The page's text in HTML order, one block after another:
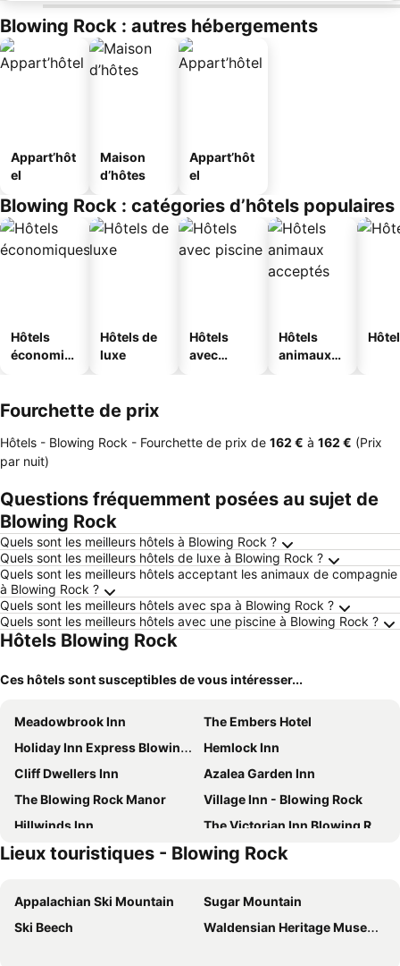
Blowing Rock : autres hébergements
Appart’hôt
el
Maison
d’hôtes
Appart’hôt
el
Blowing Rock : catégories d’hôtels populaires
Hôtels
économiq
Hôtels de
luxe
Hôtels
avec
Hôtels
animaux
Fourchette de prix
Hôtels - Blowing Rock - Fourchette de prix de ‎162 € à ‎162 € (Prix
par nuit)
Questions fréquemment posées au sujet de
Blowing Rock
Quels sont les meilleurs hôtels à Blowing Rock ?
Quels sont les meilleurs hôtels de luxe à Blowing Rock ?
Quels sont les meilleurs hôtels acceptant les animaux de compagnie
à Blowing Rock ?
Quels sont les meilleurs hôtels avec spa à Blowing Rock ?
Quels sont les meilleurs hôtels avec une piscine à Blowing Rock ?
Hôtels Blowing Rock
Ces hôtels sont susceptibles de vous intéresser...
Meadowbrook Inn
The Embers Hotel
Holiday Inn Express Blowing Rock South By Ihg
Hemlock Inn
Cliff Dwellers Inn
Azalea Garden Inn
The Blowing Rock Manor
Village Inn - Blowing Rock
Hillwinds Inn
The Victorian Inn Blowing Rock
The Windmoor Hotel
Walk In The Clouds
Fairfield Inn By Marriott Boone
Holiday Inn Express Boone By Ihg
Comfort Suites Boone - University Area
Holiday Inn Boone - University Area By Ihg
Lieux touristiques - Blowing Rock
Appalachian Ski Mountain
Sugar Mountain
Ski Beech
Waldensian Heritage Museum